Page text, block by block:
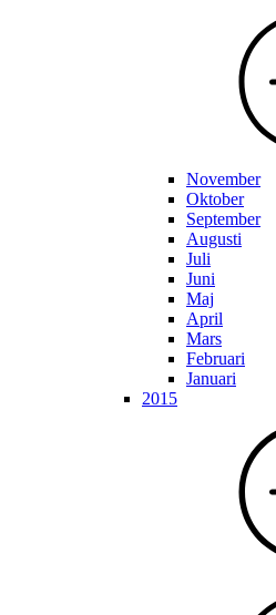
November
Oktober
September
Augusti
Juli
Juni
Maj
April
Mars
Februari
Januari
2015